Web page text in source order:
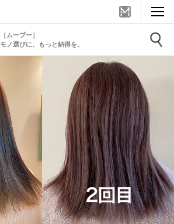
［ムーブー］
モノ選びに、もっと納得を。